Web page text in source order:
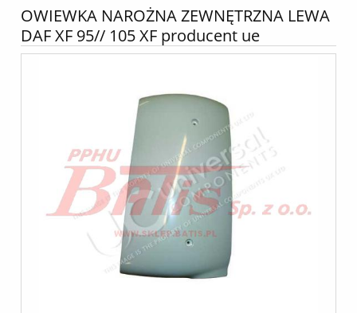
OWIEWKA NAROŻNA ZEWNĘTRZNA LEWA
DAF XF 95// 105 XF producent ue